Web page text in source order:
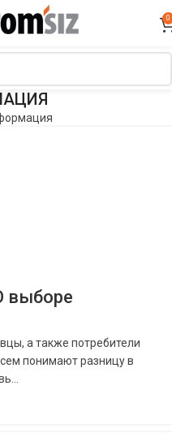
0
выборе
а также потребители
понимают разницу в